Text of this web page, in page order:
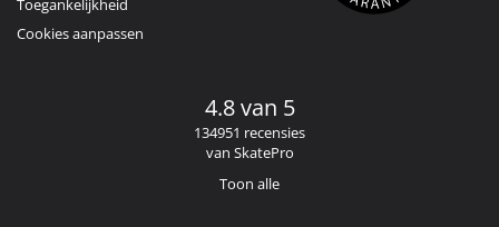
Toegankelijkheid
Cookies aanpassen
4.8 van 5
134951 recensies
van SkatePro
Toon alle